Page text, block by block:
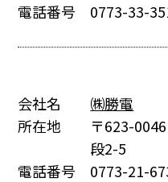
電話番号
0773-33-
会社名
㈱勝電
所在地
〒623-
段2-5
電話番号
0773-21-